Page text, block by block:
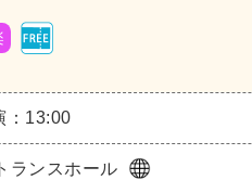
：13:00
ランスホール